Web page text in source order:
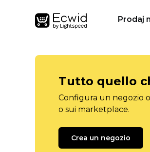
Prodaj
Tutto quello
Configura un negozio
o sui marketplace.
Crea un negozio